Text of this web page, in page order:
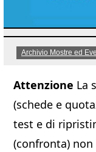
Archivio Mostre ed
Attenzione La
(schede e
test e di
(confronta)